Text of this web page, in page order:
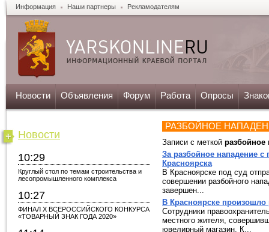
Информация Наши партнеры Рекламодателям
Новости Объявления Форум Работа Опросы
Новости
10:29
Круглый стол по темам строительства и
лесопромышленного комплекса
10:27
ФИНАЛ X ВСЕРОССИЙСКОГО КОНКУРСА
«ТОВАРНЫЙ ЗНАК ГОДА 2020»
РАЗБОЙНОЕ
Записи с меткой разбойное
За разбойное нападение с
Красноярска
В Красноярске под суд
совершении разбойного
завершен...
В Красноярске
Сотрудники
местного жителя,
ювелирный магазин. К...